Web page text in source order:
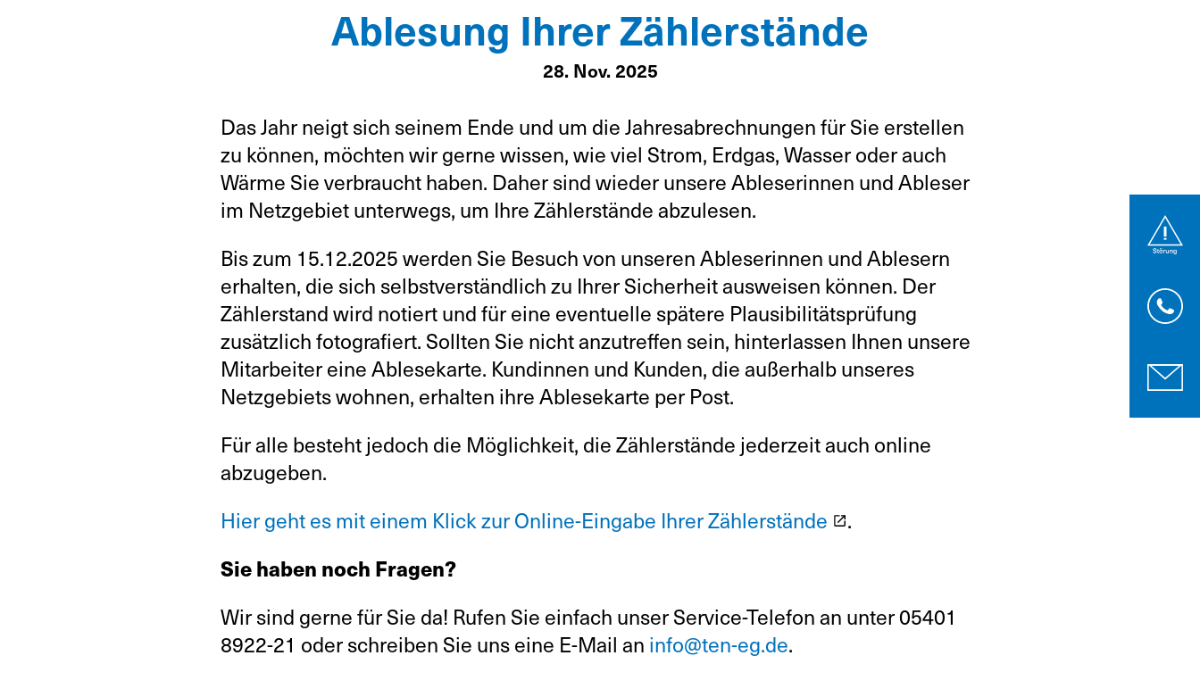
Ablesung Ihrer Zählerstände
28. Nov. 2025
Das Jahr neigt sich seinem Ende und um die Jahresabrechnungen für Sie erstellen
zu können, möchten wir gerne wissen, wie viel Strom, Erdgas, Wasser oder auch
Wärme Sie verbraucht haben. Daher sind wieder unsere Ableserinnen und Ableser
im Netzgebiet unterwegs, um Ihre Zählerstände abzulesen.
Bis zum 15.12.2025 werden Sie Besuch von unseren Ableserinnen und Ablesern
erhalten, die sich selbstverständlich zu Ihrer Sicherheit ausweisen können. Der
Zählerstand wird notiert und für eine eventuelle spätere Plausibilitätsprüfung
zusätzlich fotografiert. Sollten Sie nicht anzutreffen sein, hinterlassen Ihnen unsere
Mitarbeiter eine Ablesekarte. Kundinnen und Kunden, die außerhalb unseres
Netzgebiets wohnen, erhalten ihre Ablesekarte per Post.
Für alle besteht jedoch die Möglichkeit, die Zählerstände jederzeit auch online
abzugeben.
Hier geht es mit einem Klick zur Online-Eingabe Ihrer Zählerstände
.
Sie haben noch Fragen?
Wir sind gerne für Sie da! Rufen Sie einfach unser Service-Telefon an unter 05401
8922-21 oder schreiben Sie uns eine E-Mail an info@ten-eg.de.